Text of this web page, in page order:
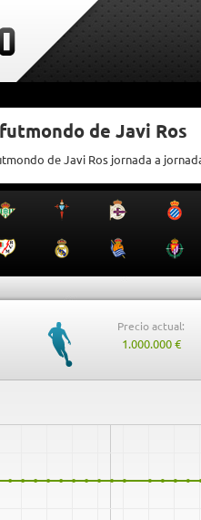
de Javi Ros
de Javi Ros jornada a
Precio actual:
1.000.000 €